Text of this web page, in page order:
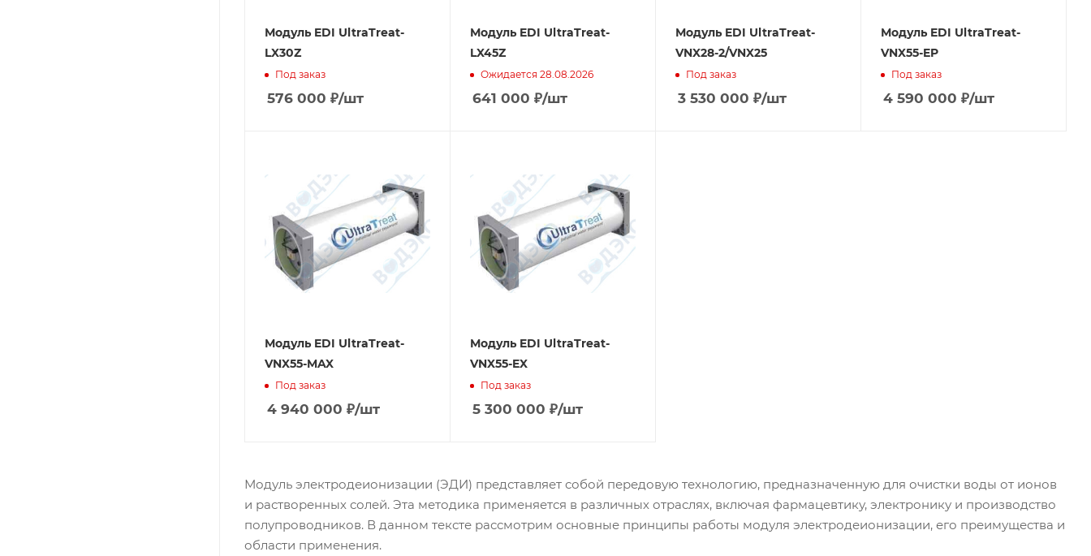
Модуль EDI UltraTreat-
LX30Z
Под заказ
576 000 ₽/шт
Модуль EDI UltraTreat-
LX45Z
Ожидается 28.08.2026
641 000 ₽/шт
Модуль EDI UltraTreat-
VNX28-2/VNX25
Под заказ
3 530 000 ₽/шт
Модуль EDI UltraTreat-
VNX55-EP
Под заказ
4 590 000 ₽/шт
Модуль EDI UltraTreat-
VNX55-MAX
Под заказ
4 940 000 ₽/шт
Модуль EDI UltraTreat-
VNX55-EX
Под заказ
5 300 000 ₽/шт
Модуль электродеионизации (ЭДИ) представляет собой передовую технологию, предназначенную для очистки воды от ионов
и растворенных солей. Эта методика применяется в различных отраслях, включая фармацевтику, электронику и производство
полупроводников. В данном тексте рассмотрим основные принципы работы модуля электродеионизации, его преимущества и
области применения.